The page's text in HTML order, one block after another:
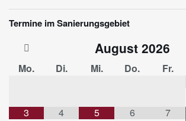
Termine im Sanierungsgebiet
August 2026
Mo. Di. Mi. Do. Fr.
3 4 5 6 7